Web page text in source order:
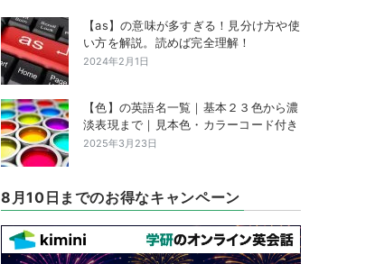
【as】の意味が多すぎる！見分け方や使
い方を解説。読めば完全理解！
2024年2月1日
【色】の英語名一覧｜基本２３色から濃
淡表現まで｜見本色・カラーコード付き
2025年3月23日
8月10日までのお得なキャンペーン